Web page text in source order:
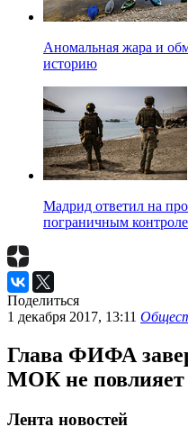
Аномальная жара и
историю
Мадрид ответил на
пограничным
Поделиться
1 декабря 2017, 13:11
Глава ФИФА
МОК не
Лента новостей